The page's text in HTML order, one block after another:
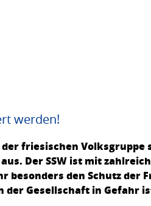
werden!
friesischen
Der SSW ist mit
besonders den Schutz der
der Gesellschaft in Gefahr